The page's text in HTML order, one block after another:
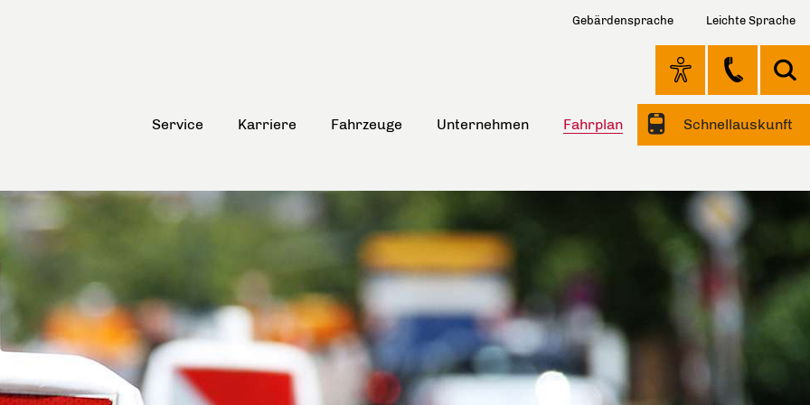
Gebärdensprache Leichte Sprache
Service Karriere Fahrzeuge Unternehmen Fahrplan Schnellauskunft